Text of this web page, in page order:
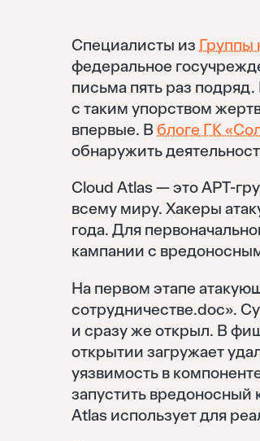
Специалисты из Группы
федеральное
письма пять раз
с таким упорством
впервые. Вблоге ГК
обнаружить
Cloud Atlas — это APT-
всему миру. Хакеры
года. Для
кампании с
На первом этапе
сотрудничестве.doc».
и сразу же открыл. В
открытии загружает
уязвимость в
запустить вредоносный
Atlas использует для